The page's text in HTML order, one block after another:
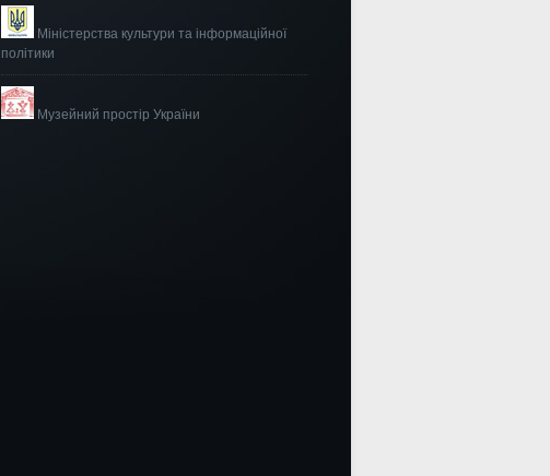
Міністерства культури та інформаційної
політики
Музейний простір України